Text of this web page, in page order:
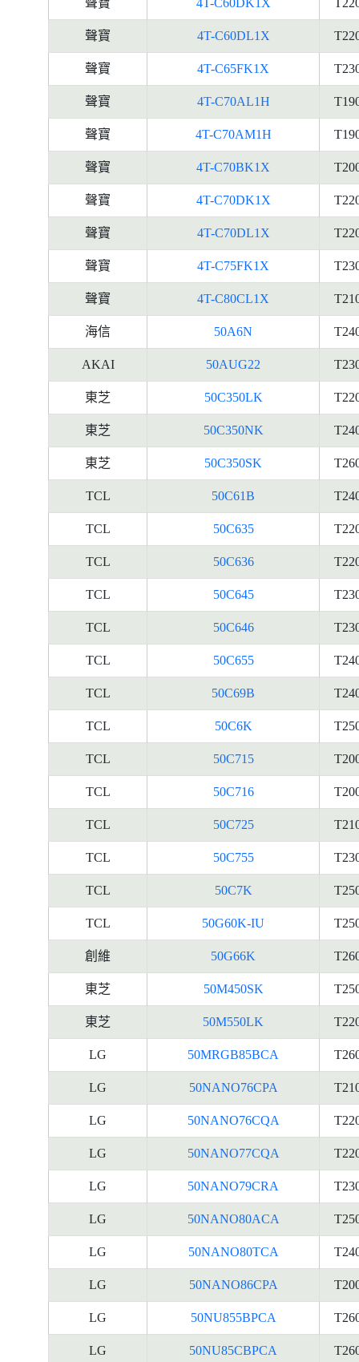
聲寶 4T-C60DK1X
聲寶 4T-C60DL1X
聲寶 4T-C65FK1X
聲寶 4T-C70AL1H
聲寶 4T-C70AM1H
聲寶 4T-C70BK1X
聲寶 4T-C70DK1X
聲寶 4T-C70DL1X
聲寶 4T-C75FK1X
聲寶 4T-C80CL1X
海信 50A6N
AKAI 50AUG22
東芝 50C350LK
東芝 50C350NK
東芝 50C350SK
TCL 50C61B
TCL 50C635
TCL 50C636
TCL 50C645
TCL 50C646
TCL 50C655
TCL 50C69B
TCL 50C6K
TCL 50C715
TCL 50C716
TCL 50C725
TCL 50C755
TCL 50C7K
TCL 50G60K-IU
創維 50G66K
東芝 50M450SK
東芝 50M550LK
LG 50MRGB85BCA
LG 50NANO76CPA
LG 50NANO76CQA
LG 50NANO77CQA
LG 50NANO79CRA
LG 50NANO80ACA
LG 50NANO80TCA
LG 50NANO86CPA
LG 50NU855BPCA
LG 50NU85CBPCA